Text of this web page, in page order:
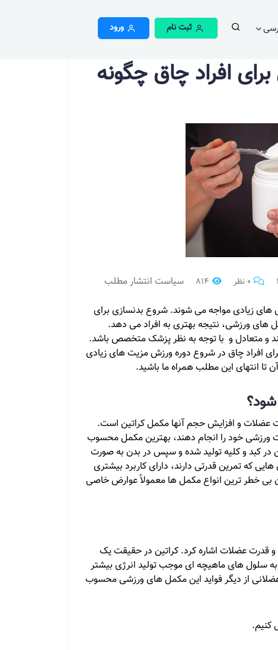
ثبت نام ورود
افراد چاق چگونه
0 نظر 814
سیاست انتشار مطلب
های زیادی مواجه می شوند. شروع بدنسازی برای
های ورزشی، نتیجه بهتری به افراد می دهد.
و متعادل و با توجه به نظر پزشک متخصص باشد.
افراد چاق در شروع دوره ورزش مزیت های زیادی
انتهای این مطلب همراه ما باشید.
عضلات و افزایش حجم آنها مکمل کراتین است.
ورزشی خود را انجام دهند، بهترین مکمل محسوب
در کبد و کلیه تولید شده و سپس در بدن به صورت
که تمرین قدرتی دارند، دارای کاربرد بیشتری
بی خطر ترین انواع مکمل ها معمولاً عوارض خاصی
و قدرت عضلات اشاره کرد. کراتین در حقیقت یک
سلول های ماهیچه ای موجب تولید انرژی بیشتر
از دیگر فواید این مکمل های ورزشی محسوب
کنیم.